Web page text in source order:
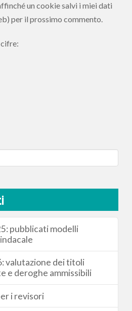
un cookie salvi i miei dati
per il prossimo commento.
pubblicati modelli
valutazione dei titoli
e deroghe ammissibili
i revisori